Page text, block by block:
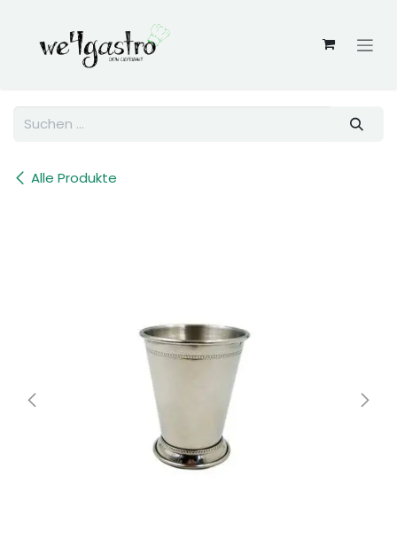
Alle Produkte